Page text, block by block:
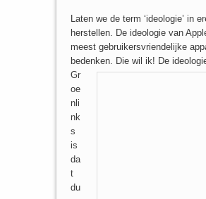
Laten we de term ‘ideologie’ in
herstellen. De ideologie van
meest gebruikersvriendelijke
bedenken. Die wil ik! De
Gr
oe
nli
nk
s
is
da
t
du